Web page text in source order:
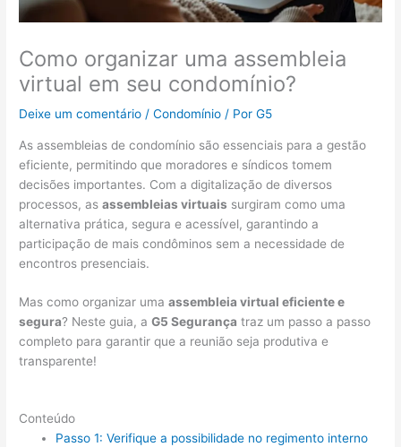
Como organizar uma assembleia
virtual em seu condomínio?
Deixe um comentário /Condomínio / PorG5
As assembleias de condomínio são essenciais para a gestão
eficiente, permitindo que moradores e síndicos tomem
decisões importantes. Com a digitalização de diversos
processos, asassembleias virtuais surgiram como uma
alternativa prática, segura e acessível, garantindo a
participação de mais condôminos sem a necessidade de
encontros presenciais.
Mas como organizar umaassembleia virtual eficiente e
segura? Neste guia, aG5 Segurança traz um passo a passo
completo para garantir que a reunião seja produtiva e
transparente!
Conteúdo
Passo 1: Verifique a possibilidade no regimento interno